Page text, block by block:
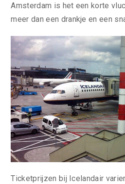
Amsterdam is het een korte
meer dan een drankje en een
Ticketprijzen bij Icelandair